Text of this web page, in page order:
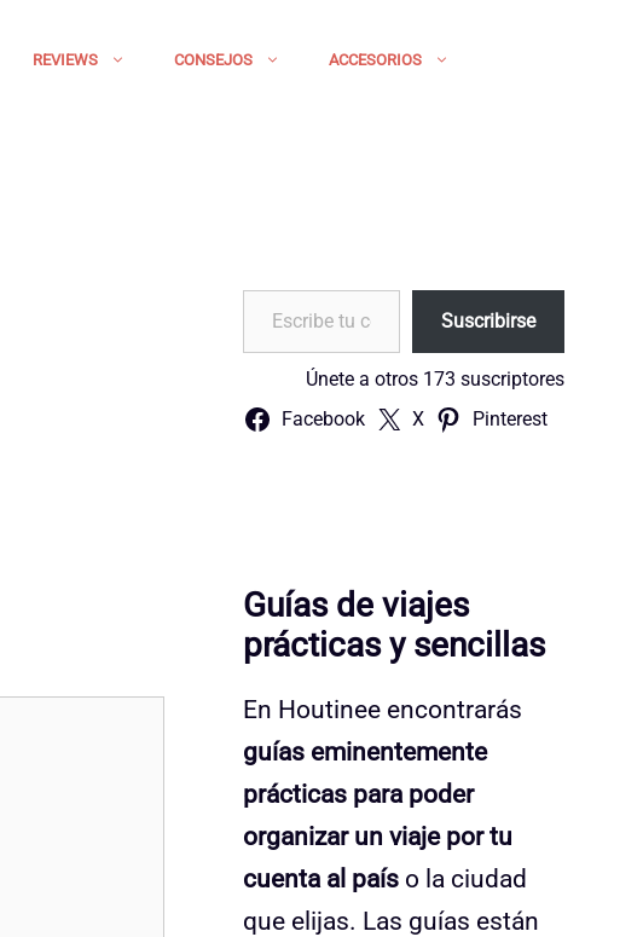
REVIEWS CONSEJOS ACCESORIOS
Escribe tu correo electrónico…
Suscribirse
Únete a otros 173 suscriptores
Facebook X Pinterest
Guías de viajes
prácticas y sencillas
En Houtinee encontrarás
guías eminentemente
prácticas para poder
organizar un viaje por tu
cuenta al país o la ciudad
que elijas. Las guías están